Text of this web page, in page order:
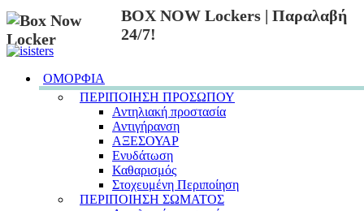
BOX NOW Lockers | Παραλαβή
24/7!
ΟΜΟΡΦΙΑ
ΠΕΡΙΠΟΙΗΣΗ ΠΡΟΣΩΠΟΥ
Αντηλιακή προστασία
Αντιγήρανση
ΑΞΕΣΟΥΑΡ
Ενυδάτωση
Καθαρισμός
Στοχευμένη Περιποίηση
ΠΕΡΙΠΟΙΗΣΗ ΣΩΜΑΤΟΣ